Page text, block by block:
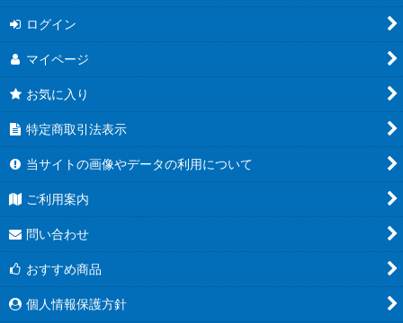
ログイン
マイページ
お気に入り
特定商取引法表示
当サイトの画像やデータの利用について
ご利用案内
問い合わせ
おすすめ商品
個人情報保護方針